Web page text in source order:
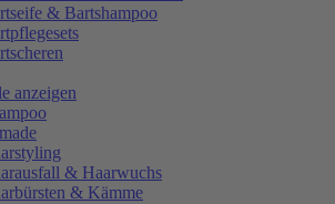
& Bartshampoo
anzeigen
& Haarwuchs
& Kämme